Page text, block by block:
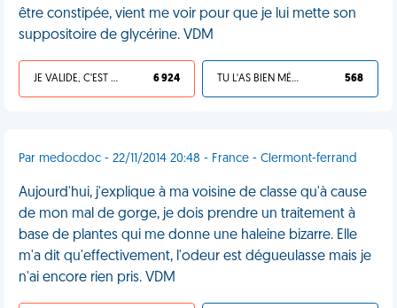
être constipée, vient me voir pour que je lui mette son
suppositoire de glycérine. VDM
JE VALIDE, C'EST UNE VDM 6 924 TU L'AS BIEN MÉRITÉ 568
Par medocdoc - 22/11/2014 20:48 - France - Clermont-ferrand
Aujourd'hui, j'explique à ma voisine de classe qu'à cause
de mon mal de gorge, je dois prendre un traitement à
base de plantes qui me donne une haleine bizarre. Elle
m'a dit qu'effectivement, l'odeur est dégueulasse mais je
n'ai encore rien pris. VDM